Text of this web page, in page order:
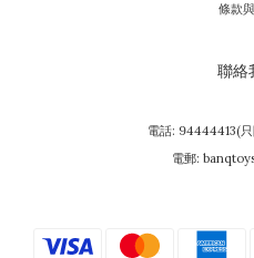
條款
聯絡
電話: 94444413(
電郵: